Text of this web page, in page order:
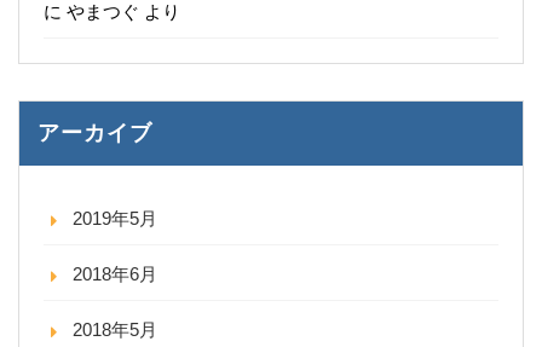
に やまつぐ より
アーカイブ
2019年5月
2018年6月
2018年5月